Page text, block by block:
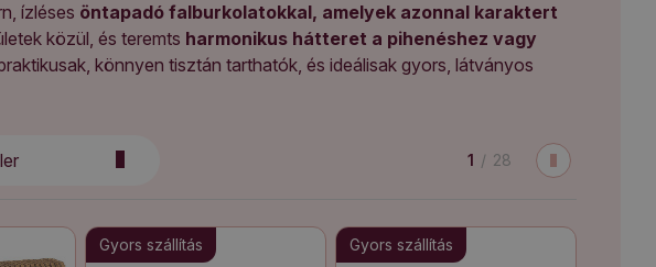
ízléses öntapadó falburkolatokkal, amelyek azonnal karaktert
közül, és teremts harmonikus hátteret a pihenéshez vagy
könnyen tisztán tarthatók, és ideálisak gyors, látványos
1 / 28
Gyors szállítás Gyors szállítás